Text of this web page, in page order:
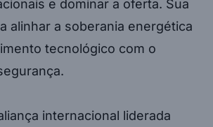
e dominar a oferta. Sua
alinhar a soberania energética
tecnológico com o
internacional liderada